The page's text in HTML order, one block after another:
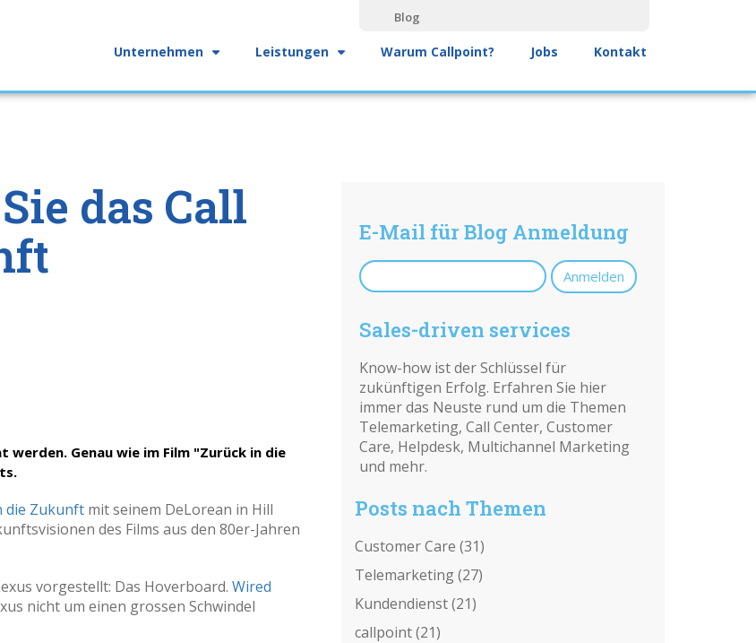
Blog
Unternehmen Leistungen Warum Callpoint? Jobs Kontakt
das Call
Genau wie im Film "Zurück in die
die Zukunft mit seinem DeLorean in Hill
des Films aus den 80er-Jahren
vorgestellt: Das Hoverboard. Wired
nicht um einen grossen Schwindel
E-Mail für Blog Anmeldung
Sales-driven services
Know-how ist der Schlüssel für
zukünftigen Erfolg. Erfahren Sie hier
immer das Neuste rund um die Themen
Telemarketing, Call Center, Customer
Care, Helpdesk, Multichannel Marketing
und mehr.
Posts nach Themen
Customer Care(31)
Telemarketing(27)
Kundendienst(21)
callpoint(21)